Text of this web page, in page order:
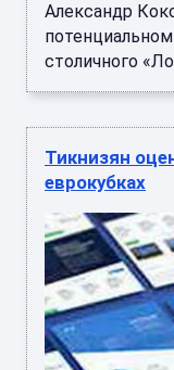
Александр
столичного
Тикнизян
еврокубках